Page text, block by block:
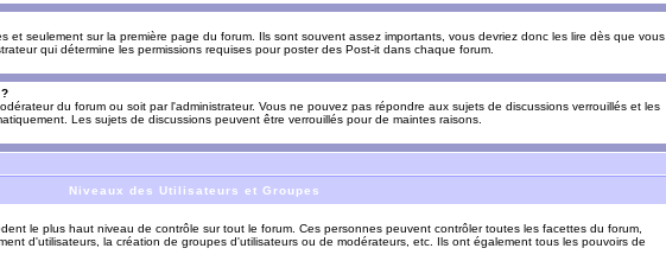
et seulement sur la première page du forum. Ils sont souvent assez importants, vous devriez donc les lire dès que vous
qui détermine les permissions requises pour poster des Post-it dans chaque forum.
du forum ou soit par l'administrateur. Vous ne pouvez pas répondre aux sujets de discussions verrouillés et les
Les sujets de discussions peuvent être verrouillés pour de maintes raisons.
Niveaux des Utilisateurs et Groupes
le plus haut niveau de contrôle sur tout le forum. Ces personnes peuvent contrôler toutes les facettes du forum,
d'utilisateurs, la création de groupes d'utilisateurs ou de modérateurs, etc. Ils ont également tous les pouvoirs de